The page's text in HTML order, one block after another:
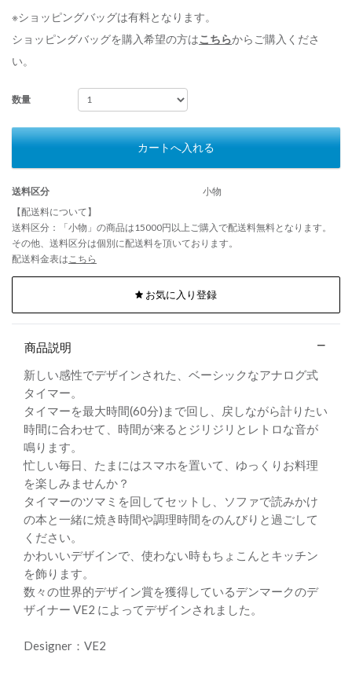
※ショッピングバッグは有料となります。
ショッピングバッグを購入希望の方はこちらからご購入くださ
い。
数量
カートへ入れる
送料区分
小物
【配送料について】
送料区分：「小物」の商品は15000円以上ご購入で配送料無料となります。
その他、送料区分は個別に配送料を頂いております。
配送料金表は こちら
お気に入り登録
商品説明
新しい感性でデザインされた、ベーシックなアナログ式
タイマー。
タイマーを最大時間(60分)まで回し、戻しながら計りたい
時間に合わせて、時間が来るとジリジリとレトロな音が
鳴ります。
忙しい毎日、たまにはスマホを置いて、ゆっくりお料理
を楽しみませんか？
タイマーのツマミを回してセットし、ソファで読みかけ
の本と一緒に焼き時間や調理時間をのんびりと過ごして
ください。
かわいいデザインで、使わない時もちょこんとキッチン
を飾ります。
数々の世界的デザイン賞を獲得しているデンマークのデ
ザイナー VE2 によってデザインされました。
Designer：VE2